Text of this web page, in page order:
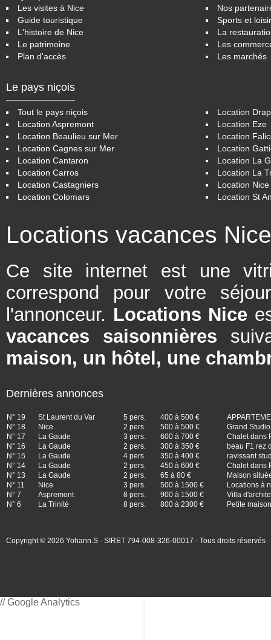
Les visites à Nice
Guide touristique
L'histoire de Nice
Le patrimoine
Plan d'accès
Nos
Sports et
La
Les
Les marchés
Le pays niçois
Tout le pays niçois
Location Aspremont
Location Beaulieu sur Mer
Location Cagnes sur Mer
Location Cantaron
Location Carros
Location Castagniers
Location Colomars
Location Drap
Location Eze
Location
Location
Location La
Location La
Location Nice
Location St
Locations vacances Nice
Ce site internet est une
correspond pour votre
l'annonceur. Locations Nice
vacances saisonnières
maison, un hôtel, une
Dernières annonces
N° 19 St Laurent du Var 5 pers. 400 à 500 €
N° 18
Nice 2 pers. 500 à 500 €
Grand
N° 17
La Gaude 3 pers. 600 à 700 €
Chalet dans
N° 16
La Gaude 2 pers. 300 à 350 €
beau F1 rez
N° 15
La Gaude 4 pers. 350 à 400 €
ravissant
N° 14
La Gaude 2 pers. 450 à 600 €
Chalet dans
N° 13
La Gaude 2 pers. 65 à 80 €
Maison
N° 11
Nice 3 pers. 500 à 1500 €
Locations à
N° 7
Aspremont 8 pers. 900 à 1500 €
Villa
N° 6
La Trinité 8 pers. 800 à 2300 € Petite
Copyright © 2026 Yohann.S - SIRET 794-008-326-00017 - Tous droits réservés
// Google Analytics